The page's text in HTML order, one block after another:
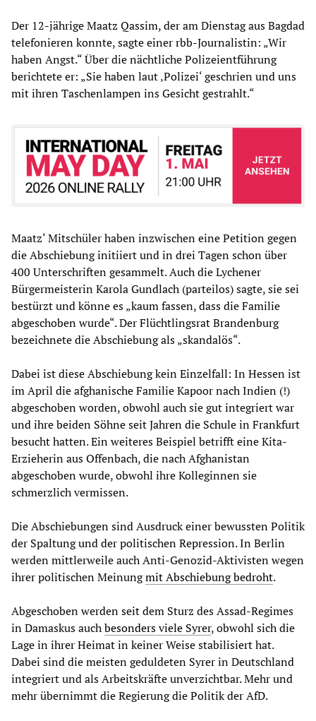
Der 12-jährige Maatz Qassim, der am Dienstag aus Bagdad
telefonieren konnte, sagte einer rbb-Journalistin: „Wir
haben Angst.“ Über die nächtliche Polizeientführung
berichtete er: „Sie haben laut ‚Polizei‘ geschrien und uns
mit ihren Taschenlampen ins Gesicht gestrahlt.“
Maatz‘ Mitschüler haben inzwischen eine Petition gegen
die Abschiebung initiiert und in drei Tagen schon über
400 Unterschriften gesammelt. Auch die Lychener
Bürgermeisterin Karola Gundlach (parteilos) sagte, sie sei
bestürzt und könne es „kaum fassen, dass die Familie
abgeschoben wurde“. Der Flüchtlingsrat Brandenburg
bezeichnete die Abschiebung als „skandalös“.
Dabei ist diese Abschiebung kein Einzelfall: In Hessen ist
im April die afghanische Familie Kapoor nach Indien (!)
abgeschoben worden, obwohl auch sie gut integriert war
und ihre beiden Söhne seit Jahren die Schule in Frankfurt
besucht hatten. Ein weiteres Beispiel betrifft eine Kita-
Erzieherin aus Offenbach, die nach Afghanistan
abgeschoben wurde, obwohl ihre Kolleginnen sie
schmerzlich vermissen.
Die Abschiebungen sind Ausdruck einer bewussten Politik
der Spaltung und der politischen Repression. In Berlin
werden mittlerweile auch Anti-Genozid-Aktivisten wegen
ihrer politischen Meinungmit Abschiebung bedroht.
Abgeschoben werden seit dem Sturz des Assad-Regimes
in Damaskus auchbesonders viele Syrer, obwohl sich die
Lage in ihrer Heimat in keiner Weise stabilisiert hat.
Dabei sind die meisten geduldeten Syrer in Deutschland
integriert und als Arbeitskräfte unverzichtbar. Mehr und
mehr übernimmt die Regierung die Politik der AfD.